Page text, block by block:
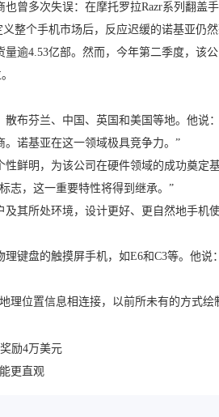
曾多次失误：在摩托罗拉Razr系列翻盖
整个手机市场后，反应迟缓的诺基亚仍
量逾4.53亿部。然而，今年第二季度，该
布芬兰、中国、英国和美国等地。他说
诺基亚在这一领域极具竞争力。”
鲜明，为该公司在硬件领域的成功奠定
志，这一重要特性将得到继承。”
其所处环境，设计更好、更自然地手机
键盘的触摸屏手机，如E6和C3等。他
理位置信息相连接，以前所未有的方式绘
励4万美元
更直观